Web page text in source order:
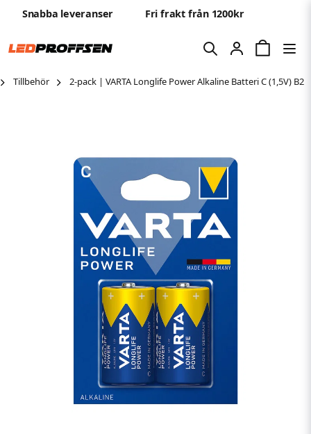
Snabba leveranser Fri frakt från 1200kr
Tillbehör 2-pack | VARTA Longlife Power Alkaline Batteri C (1,5V) B2